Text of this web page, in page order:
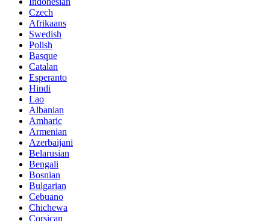
Czech
Afrikaans
Swedish
Polish
Basque
Catalan
Esperanto
Hindi
Lao
Albanian
Amharic
Armenian
Azerbaijani
Belarusian
Bengali
Bosnian
Bulgarian
Cebuano
Chichewa
Corsican